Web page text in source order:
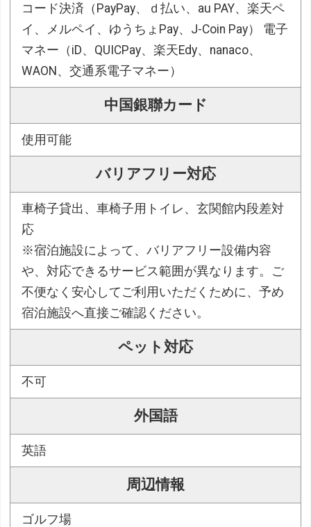
コード決済（PayPay、ｄ払い、au PAY、楽天ペ
イ、メルペイ、ゆうちょPay、J-Coin Pay） 電子
マネー（iD、QUICPay、楽天Edy、nanaco、
WAON、交通系電子マネー）
中国銀聯カード
使用可能
バリアフリー対応
車椅子貸出、車椅子用トイレ、玄関館内段差対
応
※宿泊施設によって、バリアフリー設備内容
や、対応できるサービス範囲が異なります。ご
不便なく安心してご利用いただくために、予め
宿泊施設へ直接ご確認ください。
ペット対応
不可
外国語
英語
周辺情報
ゴルフ場